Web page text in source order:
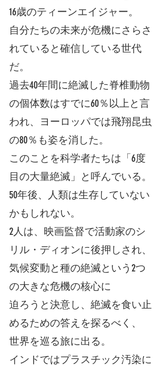
16歳のティーンエイジャー。
自分たちの未来が危機にさらさ
れていると確信している世代
だ。
過去40年間に絶滅した脊椎動物
の個体数はすでに60％以上と言
われ、ヨーロッパでは飛翔昆虫
の80％も姿を消した。
このことを科学者たちは「6度
目の大量絶滅」と呼んでいる。
50年後、人類は生存していない
かもしれない。
2人は、映画監督で活動家のシ
リル・ディオンに後押しされ、
気候変動と種の絶滅という2つ
の大きな危機の核心に
迫ろうと決意し、絶滅を食い止
めるための答えを探るべく、
世界を巡る旅に出る。
インドではプラスチック汚染に